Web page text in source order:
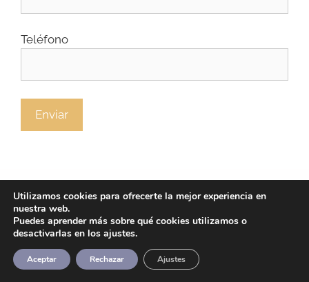
Teléfono
Política de privacidad /Política de cookies
Utilizamos cookies para ofrecerte la mejor experiencia en
nuestra web.
Puedes aprender más sobre qué cookies utilizamos o
desactivarlas en los ajustes.
Aceptar Rechazar Ajustes